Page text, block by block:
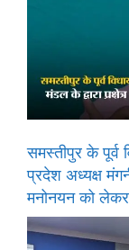
समस्तीपुर के पूर्व
प्रदेश अध्यक्ष
मनोनयन को